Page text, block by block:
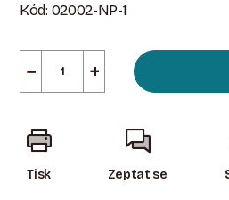
Kód: 02002-NP-1
+
−
Tisk Zeptat se